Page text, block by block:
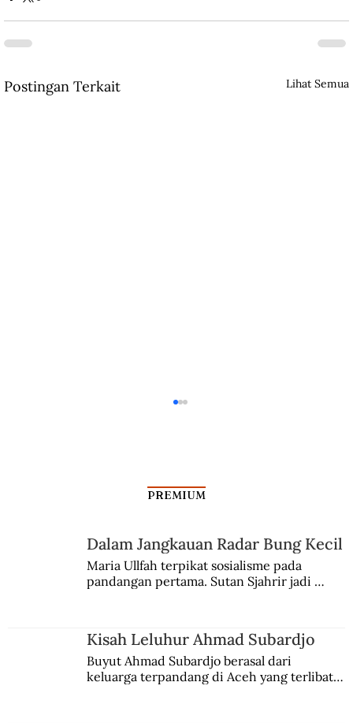
Postingan Terkait Lihat Semua
Silang Sengkarut Perjalanan Pulang
PREMIUM
Dalam Jangkauan Radar Bung Kecil
Maria Ullfah terpikat sosialisme pada
pandangan pertama. Sutan Sjahrir jadi
Kisah Leluhur Ahmad Subardjo
Buyut Ahmad Subardjo berasal dari
keluarga terpandang di Aceh yang terlibat